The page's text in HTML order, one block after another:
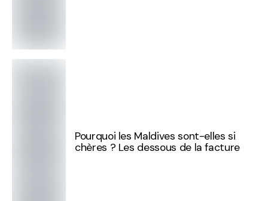
Pourquoi les Maldives sont-elles si
chères ? Les dessous de la facture